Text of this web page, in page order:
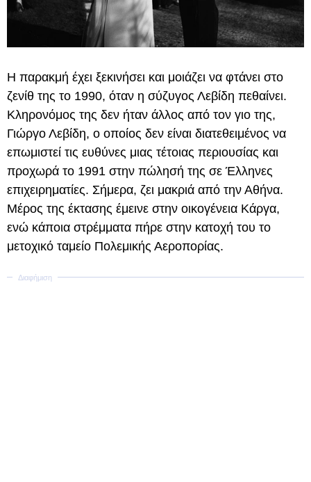
Η παρακμή έχει ξεκινήσει και μοιάζει να φτάνει στο
ζενίθ της το 1990, όταν η σύζυγος Λεβίδη πεθαίνει.
Κληρονόμος της δεν ήταν άλλος από τον γιο της,
Γιώργο Λεβίδη, ο οποίος δεν είναι διατεθειμένος να
επωμιστεί τις ευθύνες μιας τέτοιας περιουσίας και
προχωρά το 1991 στην πώλησή της σε Έλληνες
επιχειρηματίες. Σήμερα, ζει μακριά από την Αθήνα.
Μέρος της έκτασης έμεινε στην οικογένεια Κάργα,
ενώ κάποια στρέμματα πήρε στην κατοχή του το
μετοχικό ταμείο Πολεμικής Αεροπορίας.